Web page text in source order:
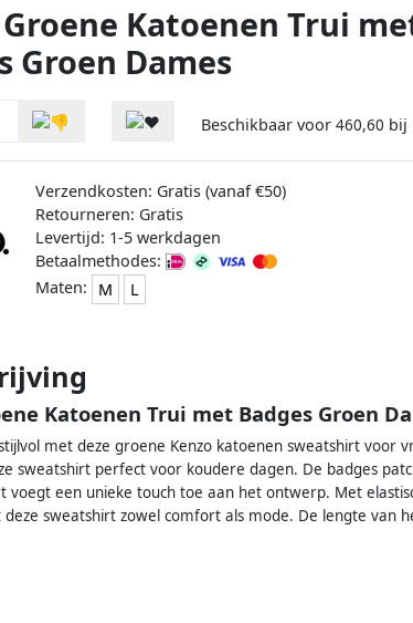
Katoenen Trui
Groen Dames
Beschikbaar voor 460,60 bij
Verzendkosten: Gratis (vanaf €50)
Retourneren: Gratis
Levertijd: 1-5 werkdagen
Betaalmethodes:
Maten:
M L
Katoenen Trui met Badges Groen
met deze groene Kenzo katoenen sweatshirt voor
sweatshirt perfect voor koudere dagen. De badges
voegt een unieke touch toe aan het ontwerp. Met
sweatshirt zowel comfort als mode. De lengte van